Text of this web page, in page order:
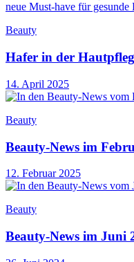
Beauty
Hafer in der
14. April 2025
Beauty
Beauty-News im
12. Februar 2025
Beauty
Beauty-News im Juni